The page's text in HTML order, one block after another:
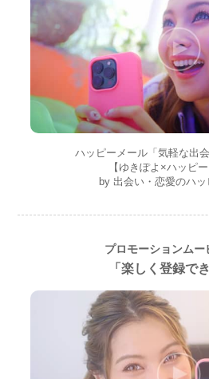
ハッピーメール「気軽な出
【ゆきぽよ×ハッピー
by 出会い・恋愛のハ
プロモーションムー
「楽しく登録で